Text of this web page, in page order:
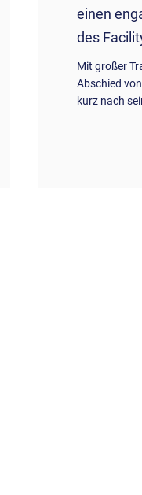
einen
des
Mit großer
Abschied
kurz nach